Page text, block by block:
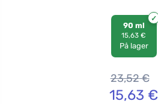
90 ml
15,63 €
På lager
23,52€
15,63 €